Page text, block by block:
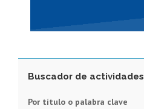
Buscador de actividades
Por título o palabra clave